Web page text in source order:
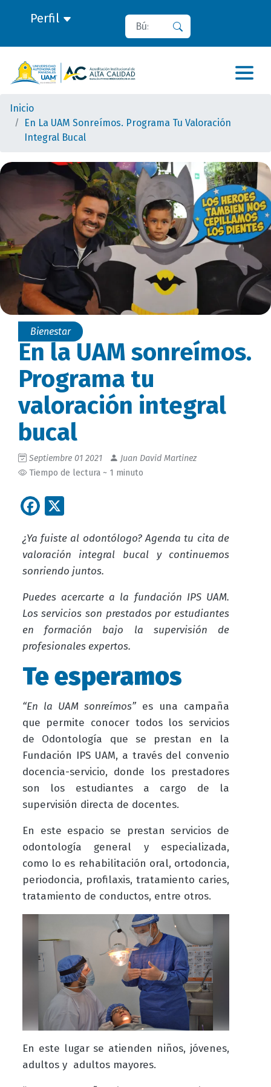
Perfil Buscar
Inicio
En La UAM Sonreímos. Programa Tu Valoración
Integral Bucal
Bienestar
En la UAM sonreímos.
Programa tu
valoración integral
bucal
Septiembre 01 2021
Juan David Martinez
Tiempo de lectura ~ 1 minuto
Facebook
¿Ya fuiste al odontólogo? Agenda tu cita de
valoración integral bucal y continuemos
sonriendo juntos.
Puedes acercarte a la fundación IPS UAM.
Los servicios son prestados por estudiantes
en formación bajo la supervisión de
profesionales expertos.
Te esperamos
“En la UAM sonreímos” es una campaña
que permite conocer todos los servicios
de Odontología que se prestan en la
Fundación IPS UAM, a través del convenio
docencia-servicio, donde los prestadores
son los estudiantes a cargo de la
supervisión directa de docentes.
En este espacio se prestan servicios de
odontología general y especializada,
como lo es rehabilitación oral, ortodoncia,
periodoncia, profilaxis, tratamiento caries,
tratamiento de conductos, entre otros.
En este lugar se atienden niños, jóvenes,
adultos y adultos mayores.